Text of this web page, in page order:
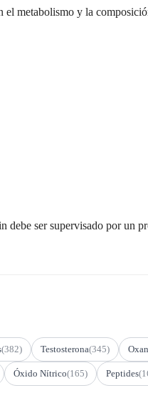
el metabolismo y la
ser supervisado por un
(382) Testosterona(345)
Óxido Nítrico(165) Peptides